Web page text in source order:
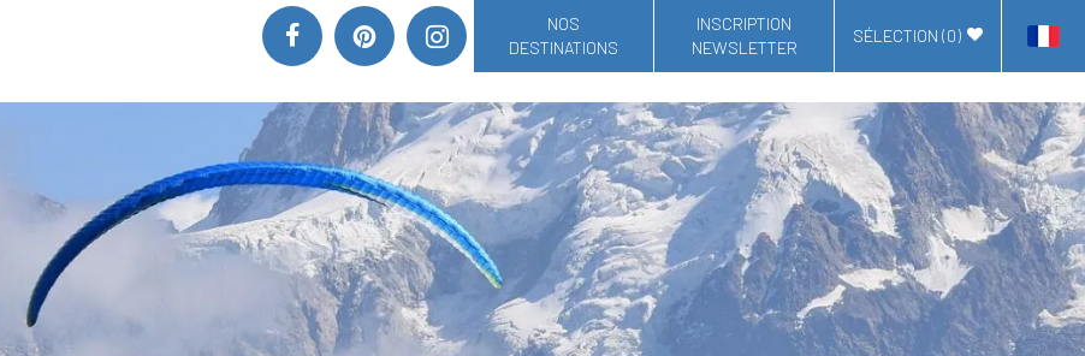
NOS
DESTINATIONS
INSCRIPTION
NEWSLETTER
SÉLECTION (0)